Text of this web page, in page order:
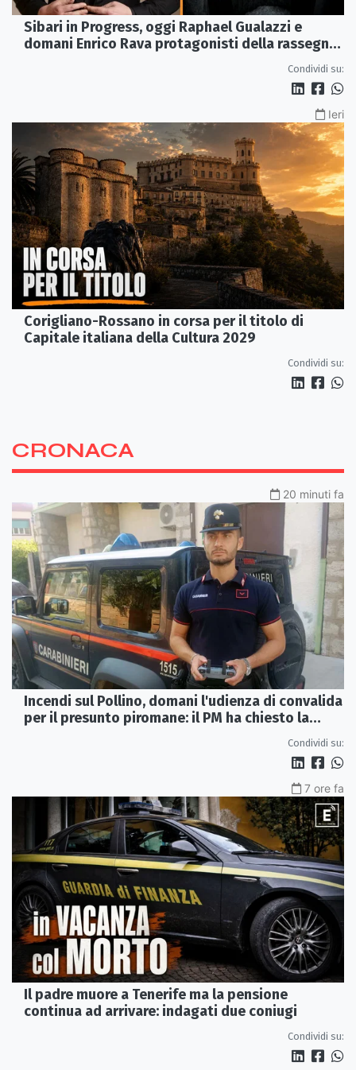
Sibari in Progress, oggi Raphael Gualazzi e
domani Enrico Rava protagonisti della rassegna
Condividi su:
Ieri
Corigliano-Rossano in corsa per il titolo di
Capitale italiana della Cultura 2029
Condividi su:
CRONACA
20 minuti fa
Incendi sul Pollino, domani l'udienza di convalida
per il presunto piromane: il PM ha chiesto la
Condividi su:
7 ore fa
Il padre muore a Tenerife ma la pensione
continua ad arrivare: indagati due coniugi
Condividi su: